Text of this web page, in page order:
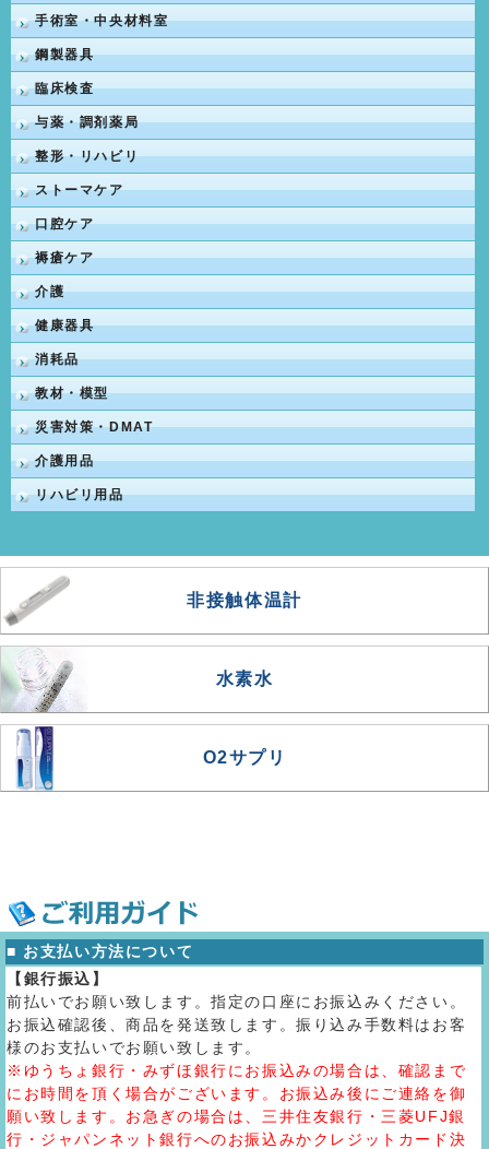
手術室・中央材料室
鋼製器具
臨床検査
与薬・調剤薬局
整形・リハビリ
ストーマケア
口腔ケア
褥瘡ケア
介護
健康器具
消耗品
教材・模型
災害対策・DMAT
介護用品
リハビリ用品
非接触体温計
水素水
O2サプリ
■ お支払い方法について
【銀行振込】
前払いでお願い致します。指定の口座にお振込みください。
お振込確認後、商品を発送致します。振り込み手数料はお客
様のお支払いでお願い致します。
※ゆうちょ銀行・みずほ銀行にお振込みの場合は、確認まで
にお時間を頂く場合がございます。お振込み後にご連絡を御
願い致します。お急ぎの場合は、三井住友銀行・三菱UFJ銀
行・ジャパンネット銀行へのお振込みかクレジットカード決